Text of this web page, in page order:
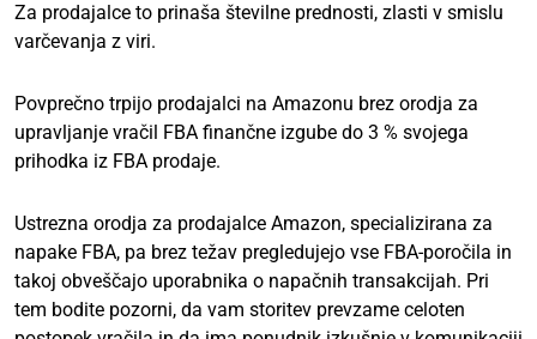
Za prodajalce to prinaša številne prednosti, zlasti v smislu
varčevanja z viri.
Povprečno trpijo prodajalci na Amazonu brez orodja za
upravljanje vračil FBA finančne izgube do 3 % svojega
prihodka iz FBA prodaje.
Ustrezna orodja za prodajalce Amazon, specializirana za
napake FBA, pa brez težav pregledujejo vse FBA-poročila in
takoj obveščajo uporabnika o napačnih transakcijah. Pri
tem bodite pozorni, da vam storitev prevzame celoten